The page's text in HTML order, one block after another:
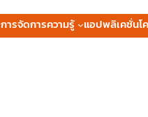
การจัดการความรู้ แอปพลิเคชั่นโ